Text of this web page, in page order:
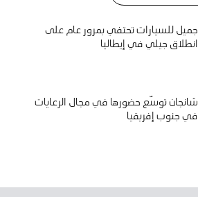
جميل للسيارات تحتفي بمرور عام على
انطلاق جيلي في إيطاليا
شانجان توسّع حضورها في مجال الرعايات
في جنوب إفريقيا